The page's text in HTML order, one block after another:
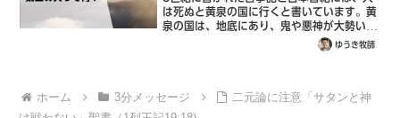
は死ぬと黄泉の国に行くと書いています。黄
泉の国は、地底にあり、鬼や悪神が大勢いる
とも書いています。聖書でいう地獄に近いで
すね。その他、宗教には天国が「あの世」と
ゆうき牧師
ホーム 3分メッセージ
二元論に注意「サタンと神